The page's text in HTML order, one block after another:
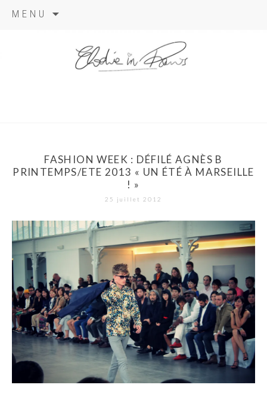
MENU
FASHION WEEK : DÉFILÉ AGNÈS B
PRINTEMPS/ETE 2013 « UN ÉTÉ À MARSEILLE
! »
25 juillet 2012